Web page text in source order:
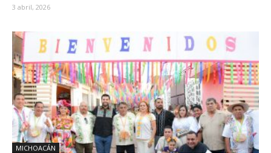
3 abril, 2026
MICHOACÁN